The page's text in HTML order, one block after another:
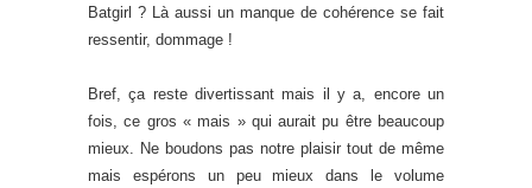
Batgirl ? Là aussi un manque de cohérence se fait
ressentir, dommage !
Bref, ça reste divertissant mais il y a, encore un
fois, ce gros « mais » qui aurait pu être beaucoup
mieux. Ne boudons pas notre plaisir tout de même
mais espérons un peu mieux dans le volume